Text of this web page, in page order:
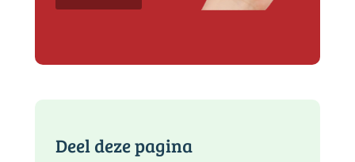
Deel deze pagina